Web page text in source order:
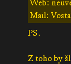
Web:
Mail:
PS.
Z toho by